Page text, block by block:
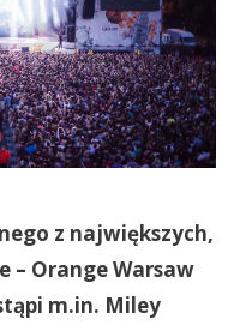
z największych,
– Orange Warsaw
m.in. Miley